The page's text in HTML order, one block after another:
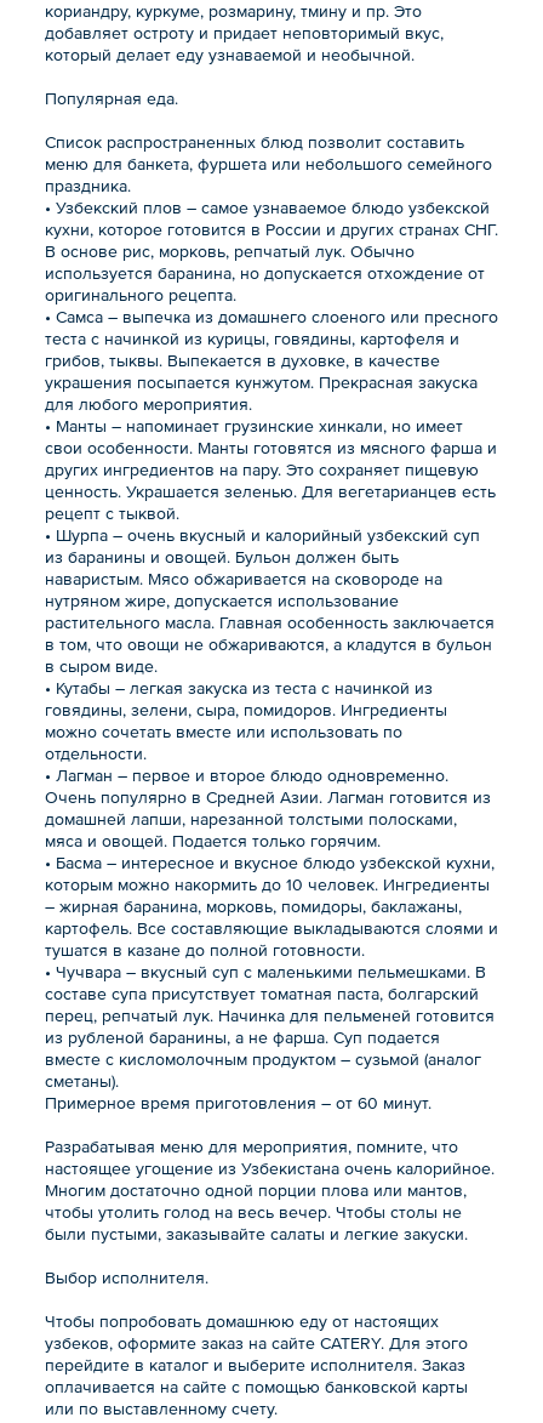
кориандру, куркуме, розмарину, тмину и пр. Это
добавляет остроту и придает неповторимый вкус,
который делает еду узнаваемой и необычной.
Популярная еда.
Список распространенных блюд позволит составить
меню для банкета, фуршета или небольшого семейного
праздника.
• Узбекский плов – самое узнаваемое блюдо узбекской
кухни, которое готовится в России и других странах СНГ.
В основе рис, морковь, репчатый лук. Обычно
используется баранина, но допускается отхождение от
оригинального рецепта.
• Самса – выпечка из домашнего слоеного или пресного
теста с начинкой из курицы, говядины, картофеля и
грибов, тыквы. Выпекается в духовке, в качестве
украшения посыпается кунжутом. Прекрасная закуска
для любого мероприятия.
• Манты – напоминает грузинские хинкали, но имеет
свои особенности. Манты готовятся из мясного фарша и
других ингредиентов на пару. Это сохраняет пищевую
ценность. Украшается зеленью. Для вегетарианцев есть
рецепт с тыквой.
• Шурпа – очень вкусный и калорийный узбекский суп
из баранины и овощей. Бульон должен быть
наваристым. Мясо обжаривается на сковороде на
нутряном жире, допускается использование
растительного масла. Главная особенность заключается
в том, что овощи не обжариваются, а кладутся в бульон
в сыром виде.
• Кутабы – легкая закуска из теста с начинкой из
говядины, зелени, сыра, помидоров. Ингредиенты
можно сочетать вместе или использовать по
отдельности.
• Лагман – первое и второе блюдо одновременно.
Очень популярно в Средней Азии. Лагман готовится из
домашней лапши, нарезанной толстыми полосками,
мяса и овощей. Подается только горячим.
• Басма – интересное и вкусное блюдо узбекской кухни,
которым можно накормить до 10 человек. Ингредиенты
– жирная баранина, морковь, помидоры, баклажаны,
картофель. Все составляющие выкладываются слоями и
тушатся в казане до полной готовности.
• Чучвара – вкусный суп с маленькими пельмешками. В
составе супа присутствует томатная паста, болгарский
перец, репчатый лук. Начинка для пельменей готовится
из рубленой баранины, а не фарша. Суп подается
вместе с кисломолочным продуктом – сузьмой (аналог
сметаны).
Примерное время приготовления – от 60 минут.
Разрабатывая меню для мероприятия, помните, что
настоящее угощение из Узбекистана очень калорийное.
Многим достаточно одной порции плова или мантов,
чтобы утолить голод на весь вечер. Чтобы столы не
были пустыми, заказывайте салаты и легкие закуски.
Выбор исполнителя.
Чтобы попробовать домашнюю еду от настоящих
узбеков, оформите заказ на сайте CATERY. Для этого
перейдите в каталог и выберите исполнителя. Заказ
оплачивается на сайте с помощью банковской карты
или по выставленному счету.